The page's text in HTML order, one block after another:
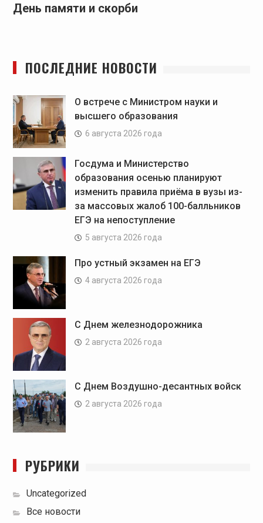
День памяти и скорби
ПОСЛЕДНИЕ НОВОСТИ
О встрече с Министром науки и
высшего образования
6 августа 2026 года
Госдума и Министерство
образования осенью планируют
изменить правила приёма в вузы из-
за массовых жалоб 100-балльников
ЕГЭ на непоступление
5 августа 2026 года
Про устный экзамен на ЕГЭ
4 августа 2026 года
С Днем железнодорожника
2 августа 2026 года
С Днем Воздушно-десантных войск
2 августа 2026 года
РУБРИКИ
Uncategorized
Все новости